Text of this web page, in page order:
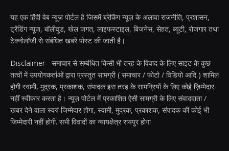
यह एक हिंदी वेब न्यूज़ पोर्टल है जिसमें ब्रेकिंग न्यूज़ के अलावा राजनीति, प्रशासन,
ट्रेंडिंग न्यूज, बॉलीवुड, खेल जगत, लाइफस्टाइल, बिजनेस, सेहत, ब्यूटी, रोजगार तथा
टेक्नोलॉजी से संबंधित खबरें पोस्ट की जाती है।
Disclaimer - समाचार से सम्बंधित किसी भी तरह के विवाद के लिए साइट के कुछ
तत्वों में उपयोगकर्ताओं द्वारा प्रस्तुत सामग्री ( समाचार / फोटो / विडियो आदि ) शामिल
होगी स्वामी, मुद्रक, प्रकाशक, संपादक इस तरह के सामग्रियों के लिए कोई ज़िम्मेदार
नहीं स्वीकार करता है। न्यूज़ पोर्टल में प्रकाशित ऐसी सामग्री के लिए संवाददाता /
खबर देने वाला स्वयं जिम्मेदार होगा, स्वामी, मुद्रक, प्रकाशक, संपादक की कोई भी
जिम्मेदारी नहीं होगी. सभी विवादों का न्यायक्षेत्र रायपुर होगा